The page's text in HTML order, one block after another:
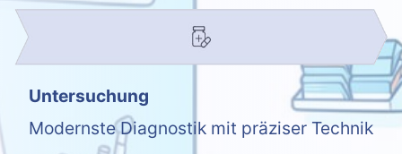
Untersuchung
Modernste Diagnostik mit präziser Technik